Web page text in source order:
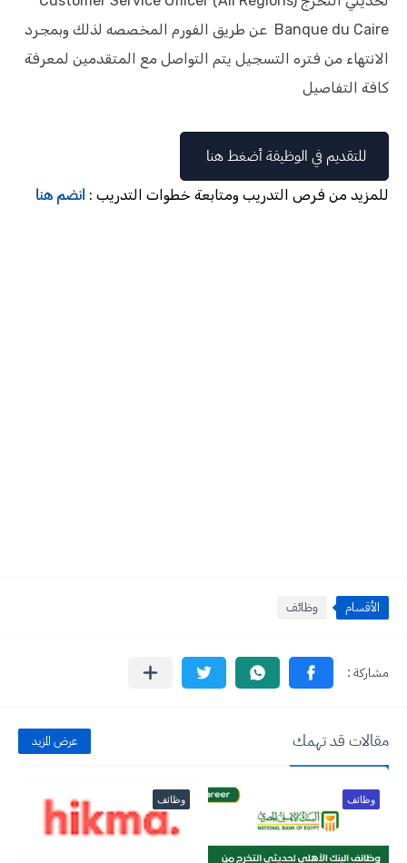
Banque du Caire‏ عن طريق الفورم المخصصه لذلك وبمجرد
الانتهاء من فتره التسجيل يتم التواصل مع المتقدمين لمعرفة
كافة التفاصيل
للتقديم في الوظيفة أضغط هنا
للمزيد من فرص التدريب ومتابعة خطوات التدريب : انضم هنا
الأقسام وظائف
مقالات قد تهمك عرض المزيد
وظائف وظائف